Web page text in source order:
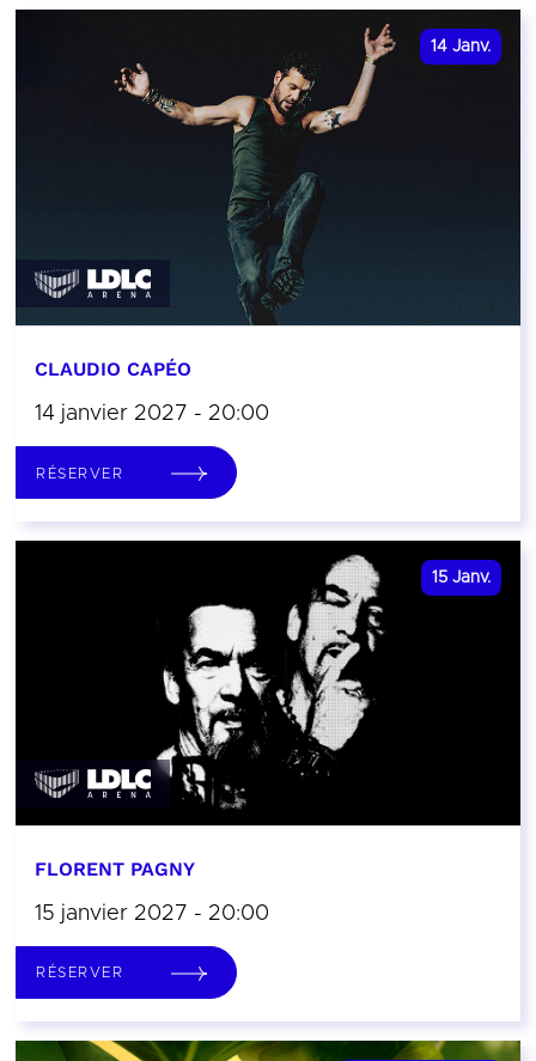
14 Janv.
CLAUDIO CAPÉO
14 janvier 2027 - 20:00
RÉSERVER
15 Janv.
FLORENT PAGNY
15 janvier 2027 - 20:00
RÉSERVER